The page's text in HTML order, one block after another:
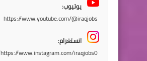
يوتيوب:
https://www.youtube.com/@iraqjobs
انستغرام:
https://www.instagram.com/iraqjobs0/